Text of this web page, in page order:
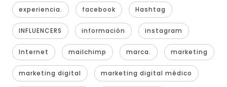
experiencia. facebook Hashtag
INFLUENCERS información instagram
Internet mailchimp marca. marketing
marketing digital marketing digital médico